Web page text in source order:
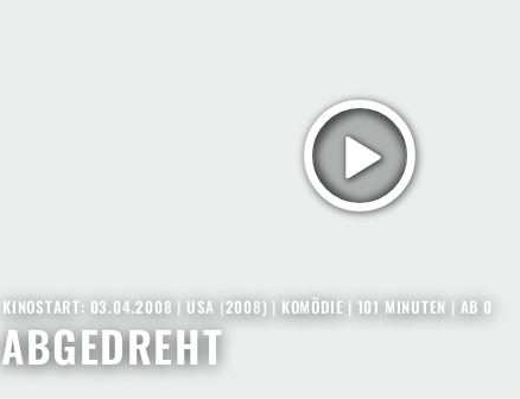
ABGEDREHT
KINOSTART: 03.04.2008 | USA (2008) | KOMÖDIE | 101 MINUTEN | AB 0